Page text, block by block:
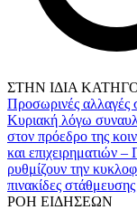
ΣΤΗΝ ΙΔΙΑ
Προσωρινές αλλαγές
Κυριακή λόγω
στον πρόεδρο της
και επιχειρηματιών
ρυθμίζουν την
πινακίδες
ΡΟΗ ΕΙΔΗΣΕΩΝ